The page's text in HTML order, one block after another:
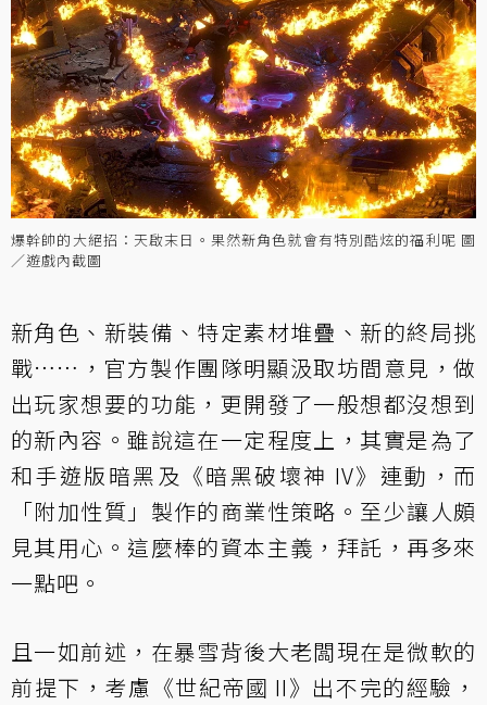
爆幹帥的大絕招：天啟末日。果然新角色就會有特別酷炫的福利呢 圖
／遊戲內截圖
新角色、新裝備、特定素材堆疊、新的終局挑
戰……，官方製作團隊明顯汲取坊間意見，做
出玩家想要的功能，更開發了一般想都沒想到
的新內容。雖說這在一定程度上，其實是為了
和手遊版暗黑及《暗黑破壞神 IV》連動，而
「附加性質」製作的商業性策略。至少讓人頗
見其用心。這麼棒的資本主義，拜託，再多來
一點吧。
且一如前述，在暴雪背後大老闆現在是微軟的
前提下，考慮《世紀帝國 II》出不完的經驗，